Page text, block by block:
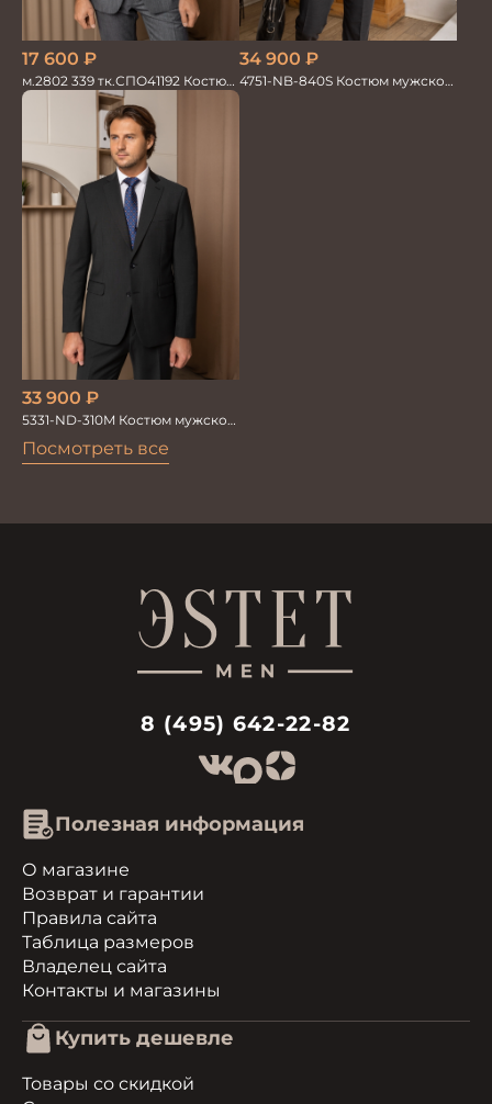
Посмотреть все
17 600 ₽
м.2802 339 тк.СПО41192 Костюм
мужской
34 900 ₽
4751-NB-840S Костюм мужской
33 900 ₽
5331-ND-310M Костюм мужской
8 (495) 642-22-82
Полезная информация
О магазине
Возврат и гарантии
Правила сайта
Таблица размеров
Владелец сайта
Контакты и магазины
Купить дешевле
Товары со скидкой